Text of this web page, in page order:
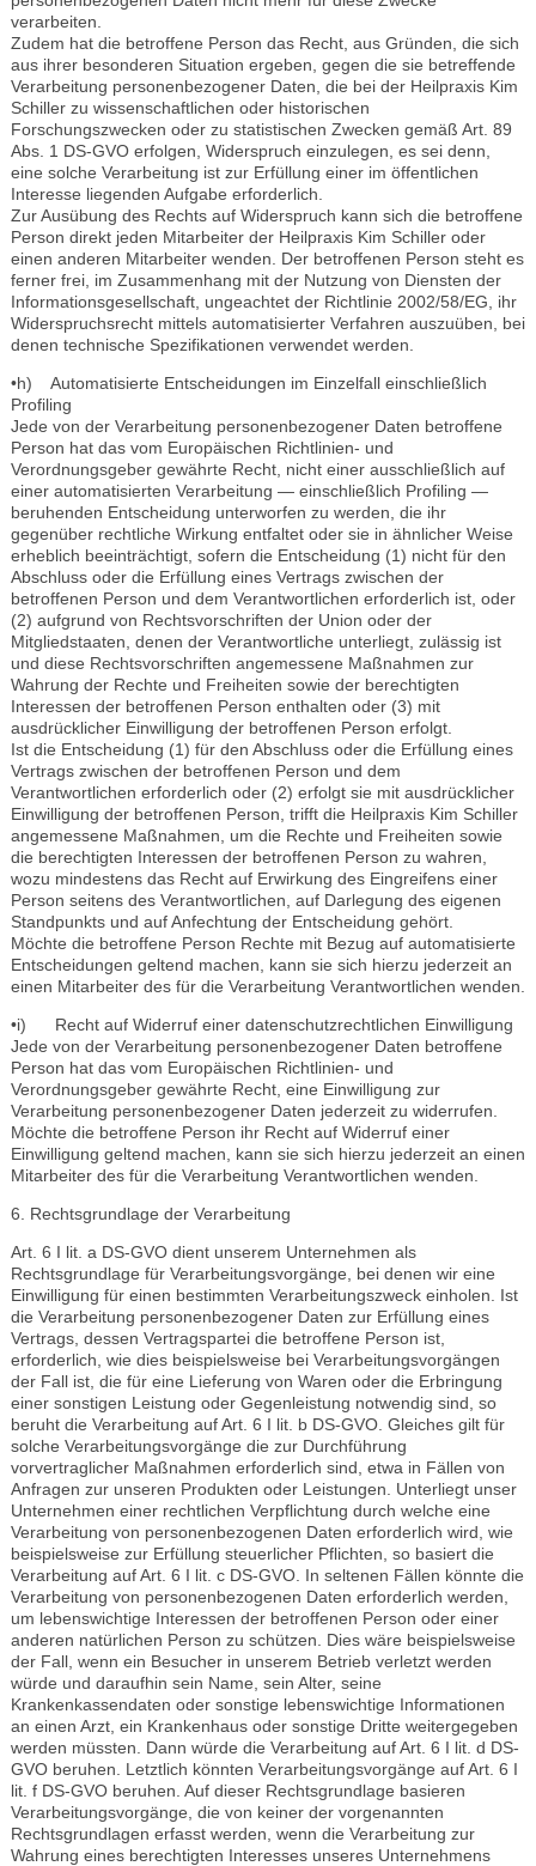
verarbeiten.
Zudem hat die betroffene Person das Recht, aus Gründen, die sich
aus ihrer besonderen Situation ergeben, gegen die sie betreffende
Verarbeitung personenbezogener Daten, die bei der Heilpraxis Kim
Schiller zu wissenschaftlichen oder historischen
Forschungszwecken oder zu statistischen Zwecken gemäß Art. 89
Abs. 1 DS-GVO erfolgen, Widerspruch einzulegen, es sei denn,
eine solche Verarbeitung ist zur Erfüllung einer im öffentlichen
Interesse liegenden Aufgabe erforderlich.
Zur Ausübung des Rechts auf Widerspruch kann sich die betroffene
Person direkt jeden Mitarbeiter der Heilpraxis Kim Schiller oder
einen anderen Mitarbeiter wenden. Der betroffenen Person steht es
ferner frei, im Zusammenhang mit der Nutzung von Diensten der
Informationsgesellschaft, ungeachtet der Richtlinie 2002/58/EG, ihr
Widerspruchsrecht mittels automatisierter Verfahren auszuüben, bei
denen technische Spezifikationen verwendet werden.
•h) Automatisierte Entscheidungen im Einzelfall einschließlich
Profiling
Jede von der Verarbeitung personenbezogener Daten betroffene
Person hat das vom Europäischen Richtlinien- und
Verordnungsgeber gewährte Recht, nicht einer ausschließlich auf
einer automatisierten Verarbeitung — einschließlich Profiling —
beruhenden Entscheidung unterworfen zu werden, die ihr
gegenüber rechtliche Wirkung entfaltet oder sie in ähnlicher Weise
erheblich beeinträchtigt, sofern die Entscheidung (1) nicht für den
Abschluss oder die Erfüllung eines Vertrags zwischen der
betroffenen Person und dem Verantwortlichen erforderlich ist, oder
(2) aufgrund von Rechtsvorschriften der Union oder der
Mitgliedstaaten, denen der Verantwortliche unterliegt, zulässig ist
und diese Rechtsvorschriften angemessene Maßnahmen zur
Wahrung der Rechte und Freiheiten sowie der berechtigten
Interessen der betroffenen Person enthalten oder (3) mit
ausdrücklicher Einwilligung der betroffenen Person erfolgt.
Ist die Entscheidung (1) für den Abschluss oder die Erfüllung eines
Vertrags zwischen der betroffenen Person und dem
Verantwortlichen erforderlich oder (2) erfolgt sie mit ausdrücklicher
Einwilligung der betroffenen Person, trifft die Heilpraxis Kim Schiller
angemessene Maßnahmen, um die Rechte und Freiheiten sowie
die berechtigten Interessen der betroffenen Person zu wahren,
wozu mindestens das Recht auf Erwirkung des Eingreifens einer
Person seitens des Verantwortlichen, auf Darlegung des eigenen
Standpunkts und auf Anfechtung der Entscheidung gehört.
Möchte die betroffene Person Rechte mit Bezug auf automatisierte
Entscheidungen geltend machen, kann sie sich hierzu jederzeit an
einen Mitarbeiter des für die Verarbeitung Verantwortlichen wenden.
•i) Recht auf Widerruf einer datenschutzrechtlichen Einwilligung
Jede von der Verarbeitung personenbezogener Daten betroffene
Person hat das vom Europäischen Richtlinien- und
Verordnungsgeber gewährte Recht, eine Einwilligung zur
Verarbeitung personenbezogener Daten jederzeit zu widerrufen.
Möchte die betroffene Person ihr Recht auf Widerruf einer
Einwilligung geltend machen, kann sie sich hierzu jederzeit an einen
Mitarbeiter des für die Verarbeitung Verantwortlichen wenden.
6. Rechtsgrundlage der Verarbeitung
Art. 6 I lit. a DS-GVO dient unserem Unternehmen als
Rechtsgrundlage für Verarbeitungsvorgänge, bei denen wir eine
Einwilligung für einen bestimmten Verarbeitungszweck einholen. Ist
die Verarbeitung personenbezogener Daten zur Erfüllung eines
Vertrags, dessen Vertragspartei die betroffene Person ist,
erforderlich, wie dies beispielsweise bei Verarbeitungsvorgängen
der Fall ist, die für eine Lieferung von Waren oder die Erbringung
einer sonstigen Leistung oder Gegenleistung notwendig sind, so
beruht die Verarbeitung auf Art. 6 I lit. b DS-GVO. Gleiches gilt für
solche Verarbeitungsvorgänge die zur Durchführung
vorvertraglicher Maßnahmen erforderlich sind, etwa in Fällen von
Anfragen zur unseren Produkten oder Leistungen. Unterliegt unser
Unternehmen einer rechtlichen Verpflichtung durch welche eine
Verarbeitung von personenbezogenen Daten erforderlich wird, wie
beispielsweise zur Erfüllung steuerlicher Pflichten, so basiert die
Verarbeitung auf Art. 6 I lit. c DS-GVO. In seltenen Fällen könnte die
Verarbeitung von personenbezogenen Daten erforderlich werden,
um lebenswichtige Interessen der betroffenen Person oder einer
anderen natürlichen Person zu schützen. Dies wäre beispielsweise
der Fall, wenn ein Besucher in unserem Betrieb verletzt werden
würde und daraufhin sein Name, sein Alter, seine
Krankenkassendaten oder sonstige lebenswichtige Informationen
an einen Arzt, ein Krankenhaus oder sonstige Dritte weitergegeben
werden müssten. Dann würde die Verarbeitung auf Art. 6 I lit. d DS-
GVO beruhen. Letztlich könnten Verarbeitungsvorgänge auf Art. 6 I
lit. f DS-GVO beruhen. Auf dieser Rechtsgrundlage basieren
Verarbeitungsvorgänge, die von keiner der vorgenannten
Rechtsgrundlagen erfasst werden, wenn die Verarbeitung zur
Wahrung eines berechtigten Interesses unseres Unternehmens